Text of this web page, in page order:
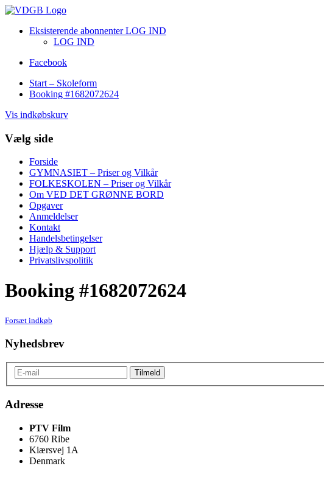
Eksisterende abonnenter LOG IND
LOG IND
Facebook
Start – Skoleform
Booking #1682072624
Vis indkøbskurv
Vælg side
Forside
GYMNASIET – Priser og Vilkår
FOLKESKOLEN – Priser og Vilkår
Om VED DET GRØNNE BORD
Opgaver
Anmeldelser
Kontakt
Handelsbetingelser
Hjælp & Support
Privatslivspolitik
Booking #1682072624
Forsæt indkøb
Nyhedsbrev
Adresse
PTV Film
6760 Ribe
Kiærsvej 1A
Denmark